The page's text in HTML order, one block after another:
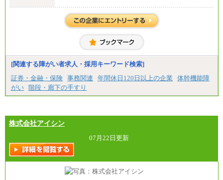
※１ 試用期間６か月（試用期間中も給与に変更
はございません）
※２ 勤務地により異なります
（1) 総合職 （院了）月給274,862円～／（大学卒）
月給245,000円～（※1）
(2) エリア総合職 月給233,410円～（※1）
(3) アシスタントスタッフ 日給9,800円～12,500円
（※2）
※１ 試用期間６か月（試用期間中も給与に変更
なし）
※２ 勤務地により異なる
[関連する障がい者求人・採用キーワード検索]
証券・金融・保険 事務関連 年間休日120日以上の企業
体幹機能障
がい 階段・廊下の手すり
株式会社アイシン
07月22日更新